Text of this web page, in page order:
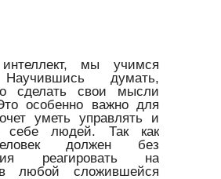
мы учимся
думать,
сделать свои мысли
особенно важно для
уметь управлять и
себе людей. Так как
должен без
реагировать на
любой сложившейся